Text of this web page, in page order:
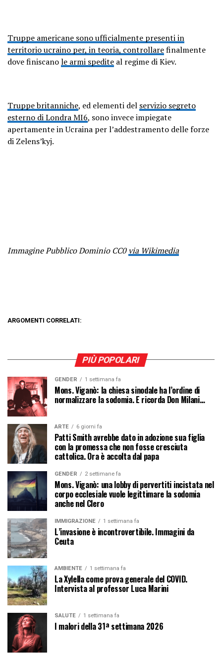
Truppe americane sono ufficialmente presenti in
territorio ucraino per, in teoria, controllarefinalmente
dove finiscanole armi spedite al regime di Kiev.
Truppe britanniche, ed elementi del servizio segreto
esterno di Londra MI6, sono invece impiegate
apertamente in Ucraina per l’addestramento delle forze
di Zelens’kyj.
Immagine Pubblico Dominio CC0via Wikimedia
ARGOMENTI CORRELATI:
PIÙ POPOLARI
GENDER 1 settimana fa
Mons. Viganò: la chiesa sinodale ha l’ordine di
normalizzare la sodomia. E ricorda Don Milani…
ARTE 6 giorni fa
Patti Smith avrebbe dato in adozione sua figlia
con la promessa che non fosse cresciuta
cattolica. Ora è accolta dal papa
GENDER 2 settimane fa
Mons. Viganò: una lobby di pervertiti incistata nel
corpo ecclesiale vuole legittimare la sodomia
anche nel Clero
IMMIGRAZIONE 1 settimana fa
L’invasione è incontrovertibile. Immagini da
Ceuta
AMBIENTE 1 settimana fa
La Xylella come prova generale del COVID.
Intervista al professor Luca Marini
SALUTE 1 settimana fa
I malori della 31ª settimana 2026